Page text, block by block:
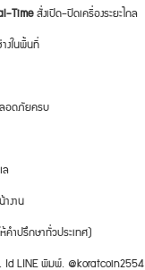
Timeสั่งเปิด–ปิดเครื่องระยะไกล
งในพื้นที่
อดภัยครบ
งาน
คำปรึกษาทั่วประเทศ)
LINE พิมพ์. @koratcoin2554